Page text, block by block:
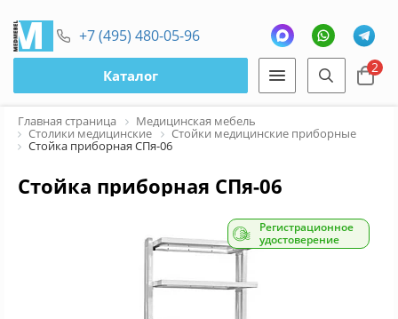
+7 (495) 480-05-96
Каталог 2
Главная страница Медицинская мебель
Столики медицинские Стойки медицинские приборные
Стойка приборная СПя-06
Стойка приборная СПя-06
Регистрационное
удостоверение